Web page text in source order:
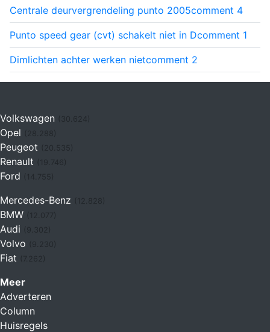
Centrale deurvergrendeling punto 2005comment 4
Punto speed gear (cvt) schakelt niet in Dcomment 1
Dimlichten achter werken nietcomment 2
Volkswagen (30.624)
Opel
Peugeot
Renault (19.746)
Ford (14.755)
Mercedes-Benz
BMW
Audi
Volvo
Fiat (7.262)
Meer
Adverteren
Column
Huisregels